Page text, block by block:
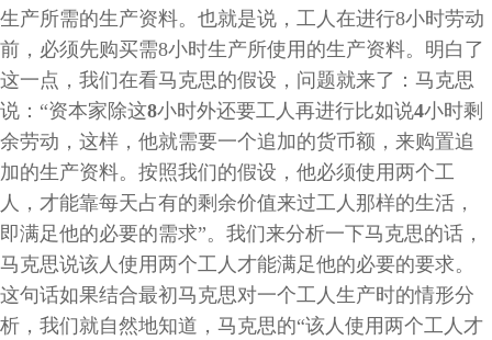
生产所需的生产资料。也就是说，工人在进行8小时劳动
前，必须先购买需8小时生产所使用的生产资料。明白了
这一点，我们在看马克思的假设，问题就来了：马克思
说：“资本家除这8小时外还要工人再进行比如说4小时剩
余劳动，这样，他就需要一个追加的货币额，来购置追
加的生产资料。按照我们的假设，他必须使用两个工
人，才能靠每天占有的剩余价值来过工人那样的生活，
即满足他的必要的需求”。我们来分析一下马克思的话，
马克思说该人使用两个工人才能满足他的必要的要求。
这句话如果结合最初马克思对一个工人生产时的情形分
析，我们就自然地知道，马克思的“该人使用两个工人才